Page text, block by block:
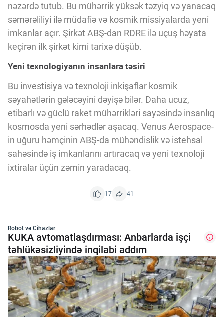
nəzərdə tutub. Bu mühərrik yüksək təzyiq və yanacaq
səmərəliliyi ilə müdafiə və kosmik missiyalarda yeni
imkanlar açır. Şirkət ABŞ-dan RDRE ilə uçuş həyata
keçirən ilk şirkət kimi tarixə düşüb.
Yeni texnologiyanın insanlara təsiri
Bu investisiya və texnoloji inkişaflar kosmik
səyahətlərin gələcəyini dəyişə bilər. Daha ucuz,
etibarlı və güclü raket mühərrikləri sayəsində insanlıq
kosmosda yeni sərhədlər aşacaq. Venus Aerospace-
in uğuru həmçinin ABŞ-da mühəndislik və istehsal
sahəsində iş imkanlarını artıracaq və yeni texnoloji
ixtiralar üçün zəmin yaradacaq.
17 41
Robot və Cihazlar
KUKA avtomatlaşdırması: Anbarlarda işçi
təhlükəsizliyində inqilabi addım